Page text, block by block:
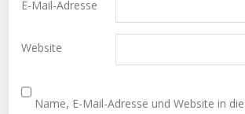
E-Mail-Adresse
Website
Name, E-Mail-Adresse und Website in